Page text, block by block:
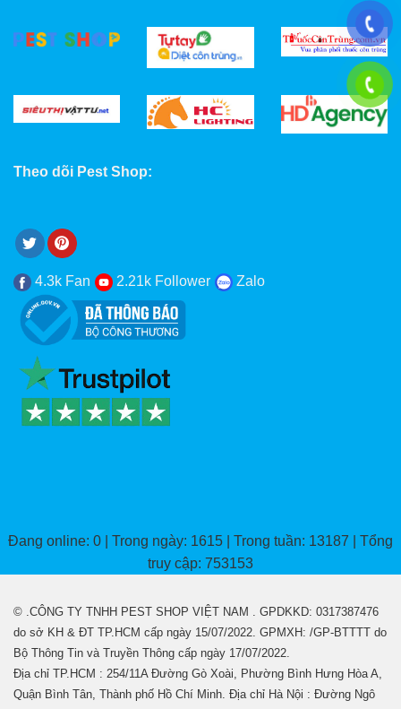
Theo dõi Pest Shop:
4.3k Fan 2.21k Follower Zalo
Đang online: 0 | Trong ngày: 1615 | Trong tuần: 13187 | Tổng
truy cập: 753153
© .CÔNG TY TNHH PEST SHOP VIỆT NAM . GPDKKD: 0317387476
do sở KH & ĐT TP.HCM cấp ngày 15/07/2022. GPMXH: /GP-BTTTT do
Bộ Thông Tin và Truyền Thông cấp ngày 17/07/2022.
Địa chỉ TP.HCM : 254/11A Đường Gò Xoài, Phường Bình Hưng Hòa A,
Quận Bình Tân, Thành phố Hồ Chí Minh. Địa chỉ Hà Nội : Đường Ngô